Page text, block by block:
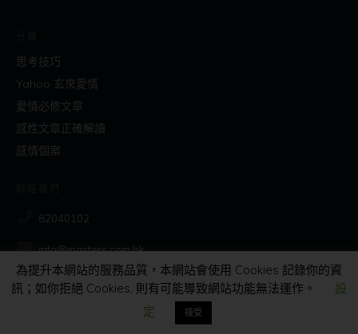
思考技巧
Yahoo 玄來愛情
愛情必修文章
感性文章正確解讀
感情個案
82040102
info@masters.com.hk
社交
為提升本網站的服務品質，本網站會使用 Cookies 記錄你的資
訊；如你拒絕 Cookies, 則有可能導致網站功能無法運作。
設
定
接受